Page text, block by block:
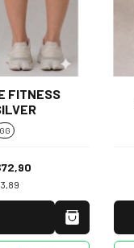
FITNESS
GG